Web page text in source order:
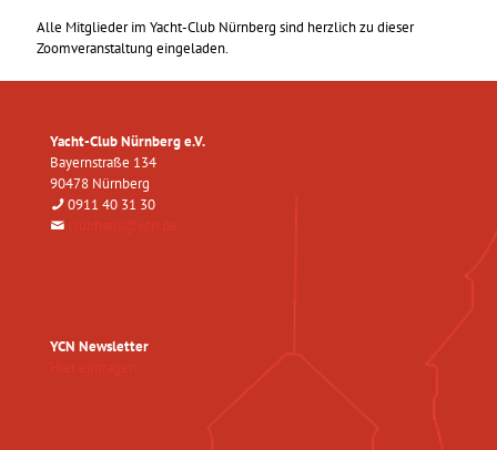
Alle Mitglieder im Yacht-Club Nürnberg sind herzlich zu dieser
Zoomveranstaltung eingeladen.
Yacht-Club Nürnberg e.V.
Bayernstraße 134
90478 Nürnberg
0911 40 31 30
clubhaus@ycn.de
YCN Newsletter
Hier eintragen